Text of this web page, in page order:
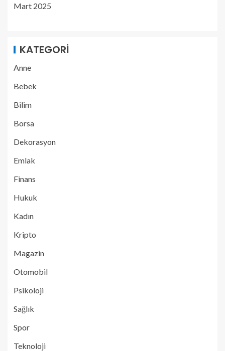
Mart 2025
KATEGORI
Anne
Bebek
Bilim
Borsa
Dekorasyon
Emlak
Finans
Hukuk
Kadın
Kripto
Magazin
Otomobil
Psikoloji
Sağlık
Spor
Teknoloji